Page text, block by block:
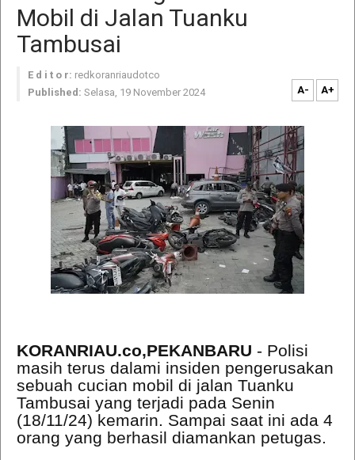
Mobil di Jalan Tuanku
Tambusai
E d i t o r: redkoranriaudotco
Published: Selasa, 19 November 2024 A- A+
KORANRIAU.co,PEKANBARU - Polisi
masih terus dalami insiden pengerusakan
sebuah cucian mobil di jalan Tuanku
Tambusai yang terjadi pada Senin
(18/11/24) kemarin. Sampai saat ini ada 4
orang yang berhasil diamankan petugas.